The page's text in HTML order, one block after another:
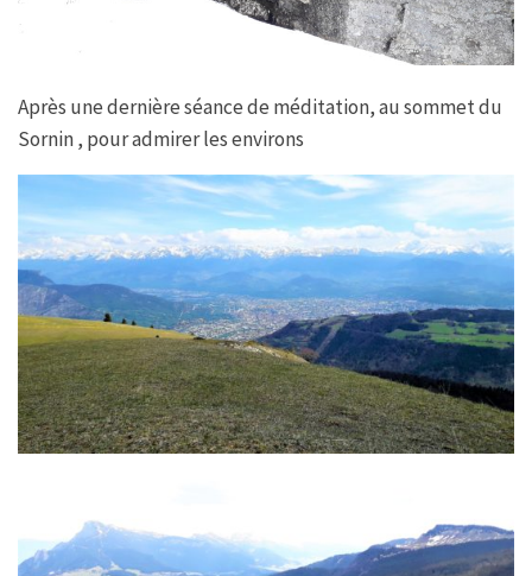
Après une dernière séance de méditation, au sommet du
Sornin , pour admirer les environs